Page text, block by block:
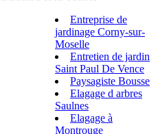
Entreprise de
jardinage Corny-sur-
Moselle
Entretien de jardin
Saint Paul De Vence
Paysagiste Bousse
Elagage d arbres
Saulnes
Elagage à
Montrouge